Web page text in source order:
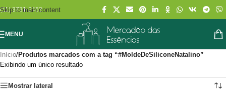
Skip to main content
(11) 3731-2452
MENU
Início/Produtos marcados com a tag “#MoldeDeSiliconeNatalino”
Exibindo um único resultado
Mostrar lateral